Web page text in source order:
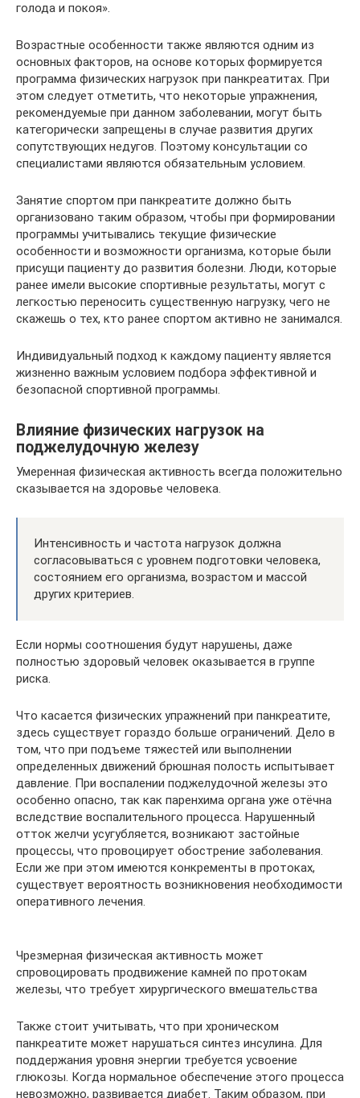
голода и покоя».
Возрастные особенности также являются одним из
основных факторов, на основе которых формируется
программа физических нагрузок при панкреатитах. При
этом следует отметить, что некоторые упражнения,
рекомендуемые при данном заболевании, могут быть
категорически запрещены в случае развития других
сопутствующих недугов. Поэтому консультации со
специалистами являются обязательным условием.
Занятие спортом при панкреатите должно быть
организовано таким образом, чтобы при формировании
программы учитывались текущие физические
особенности и возможности организма, которые были
присущи пациенту до развития болезни. Люди, которые
ранее имели высокие спортивные результаты, могут с
легкостью переносить существенную нагрузку, чего не
скажешь о тех, кто ранее спортом активно не занимался.
Индивидуальный подход к каждому пациенту является
жизненно важным условием подбора эффективной и
безопасной спортивной программы.
Влияние физических нагрузок на
поджелудочную железу
Умеренная физическая активность всегда положительно
сказывается на здоровье человека.
Интенсивность и частота нагрузок должна
согласовываться с уровнем подготовки человека,
состоянием его организма, возрастом и массой
других критериев.
Если нормы соотношения будут нарушены, даже
полностью здоровый человек оказывается в группе
риска.
Что касается физических упражнений при панкреатите,
здесь существует гораздо больше ограничений. Дело в
том, что при подъеме тяжестей или выполнении
определенных движений брюшная полость испытывает
давление. При воспалении поджелудочной железы это
особенно опасно, так как паренхима органа уже отёчна
вследствие воспалительного процесса. Нарушенный
отток желчи усугубляется, возникают застойные
процессы, что провоцирует обострение заболевания.
Если же при этом имеются конкременты в протоках,
существует вероятность возникновения необходимости
оперативного лечения.
Чрезмерная физическая активность может
спровоцировать продвижение камней по протокам
железы, что требует хирургического вмешательства
Также стоит учитывать, что при хроническом
панкреатите может нарушаться синтез инсулина. Для
поддержания уровня энергии требуется усвоение
глюкозы. Когда нормальное обеспечение этого процесса
невозможно, развивается диабет. Таким образом, при